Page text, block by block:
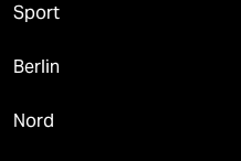
Sport
Berlin
Nord